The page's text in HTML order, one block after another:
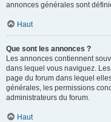
annonces générales sont
Haut
Que sont les annonces ?
Les annonces contiennent
dans lequel vous naviguez.
page du forum dans lequel
générales, les permissions
administrateurs du forum.
Haut